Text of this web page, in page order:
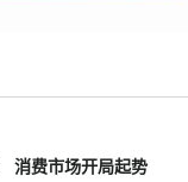
消费市场开局起势